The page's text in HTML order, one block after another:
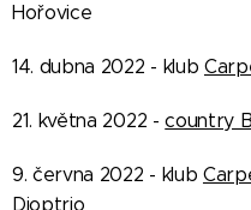
Hořovice
14. dubna 2022 - klub
21. května 2022 -country
9. června 2022 - klub
Dioptrio